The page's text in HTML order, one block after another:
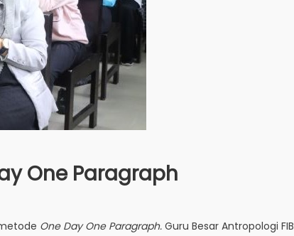
One Paragraph
One Day One Paragraph. Guru Besar Antropologi FIB